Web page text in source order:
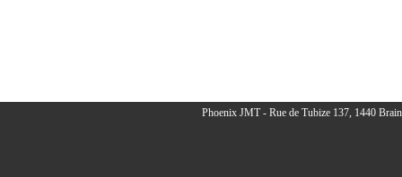
Phoenix JMT - Rue de Tubize 137, 1440